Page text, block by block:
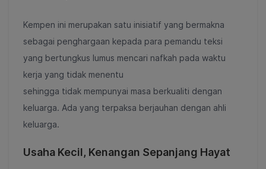
Kempen ini merupakan satu inisiatif yang bermakna
sebagai penghargaan kepada para pemandu teksi
yang bertungkus lumus mencari nafkah pada waktu
kerja yang tidak menentu
sehingga tidak mempunyai masa berkualiti dengan
keluarga. Ada yang terpaksa berjauhan dengan ahli
keluarga.
Usaha Kecil, Kenangan Sepanjang Hayat